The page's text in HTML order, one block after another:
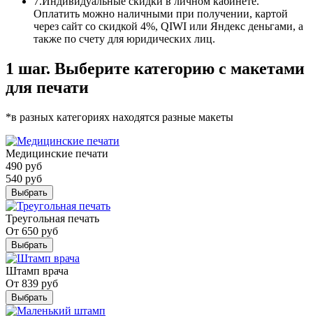
Оплатить можно наличными при получении, картой
через сайт со скидкой 4%, QIWI или Яндекс деньгами, а
также по счету для юридических лиц.
1 шаг. Выберите категорию с макетами
для печати
*в разных категориях находятся разные макеты
Медицинские печати
490 руб
540 руб
Выбрать
Треугольная печать
От 650 руб
Выбрать
Штамп врача
От 839 руб
Выбрать